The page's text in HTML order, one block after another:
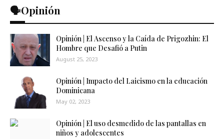
🗣️Opinión
Opinión | El Ascenso y la Caída de Prigozhin: El
Hombre que Desafió a Putin
August 25, 2023
Opinión | Impacto del Laicismo en la educación
Dominicana
May 02, 2023
Opinión | El uso desmedido de las pantallas en
niños y adolescentes